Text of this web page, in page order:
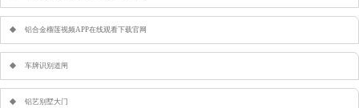
铝合金榴莲视频APP在线观看下载官网
车牌识别道闸
铝艺别墅大门